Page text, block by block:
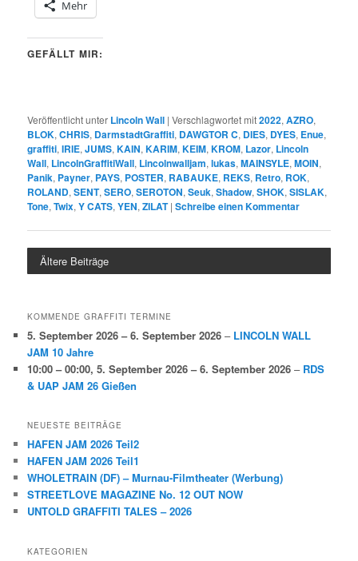
Mehr
GEFÄLLT MIR:
Veröffentlicht unter Lincoln Wall |Verschlagwortet mit2022,AZRO,
BLOK,CHRIS, DarmstadtGraffiti, DAWGTOR C, DIES, DYES, Enue,
graffiti,IRIE,JUMS,KAIN,KARIM,KEIM,KROM, Lazor, Lincoln
Wall, LincolnGraffitiWall, Lincolnwalljam,lukas,MAINSYLE,MOIN,
Panik, Payner, PAYS, POSTER, RABAUKE, REKS, Retro, ROK,
ROLAND,SENT,SERO,SEROTON,Seuk,Shadow,SHOK,SISLAK,
Tone,Twix,Y CATS,YEN,ZILAT |Schreibe einen Kommentar
Ältere Beiträge
KOMMENDE GRAFFITI TERMINE
5. September 2026 – 6. September 2026 – LINCOLN WALL
JAM 10 Jahre
10:00 – 00:00,5. September 2026 – 6. September 2026 – RDS
& UAP JAM 26 Gießen
NEUESTE BEITRÄGE
HAFEN JAM 2026 Teil2
HAFEN JAM 2026 Teil1
WHOLETRAIN (DF) – Murnau-Filmtheater (Werbung)
STREETLOVE MAGAZINE No. 12 OUT NOW
UNTOLD GRAFFITI TALES – 2026
KATEGORIEN